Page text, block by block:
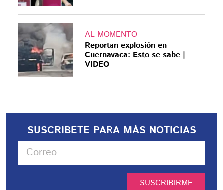
AL MOMENTO
Reportan explosión en
Cuernavaca: Esto se sabe |
VIDEO
SUSCRIBETE PARA MÁS NOTICIAS
SUSCRIBIRME